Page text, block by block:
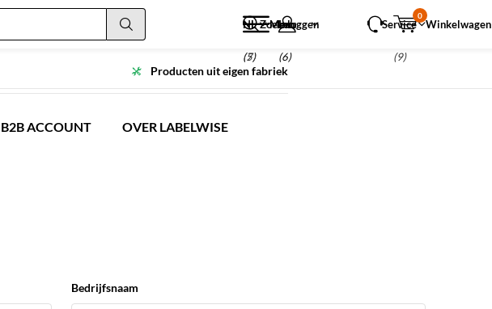
NL Zoeken
(5)
Inloggen
(6)
Menu
(7)
Service Winkelwagen
0
(9)
Producten uit eigen fabriek
B2B ACCOUNT OVER LABELWISE
Bedrijfsnaam